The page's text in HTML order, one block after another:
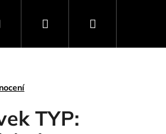
a signalizátory
Hledat PřihlášeníNákupní
TYP: